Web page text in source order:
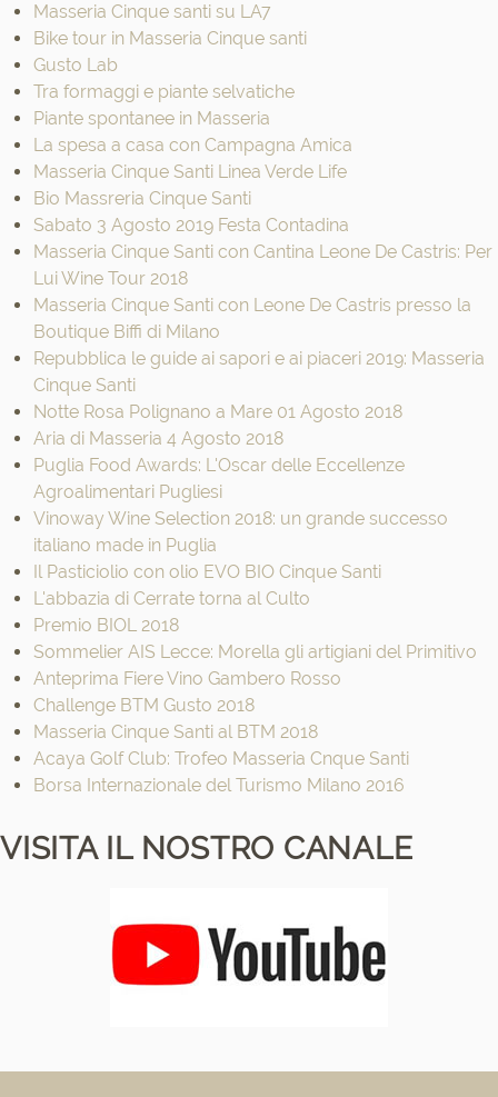
Masseria Cinque santi su LA7
Bike tour in Masseria Cinque santi
Gusto Lab
Tra formaggi e piante selvatiche
Piante spontanee in Masseria
La spesa a casa con Campagna Amica
Masseria Cinque Santi Linea Verde Life
Bio Massreria Cinque Santi
Sabato 3 Agosto 2019 Festa Contadina
Masseria Cinque Santi con Cantina Leone De Castris: Per
Lui Wine Tour 2018
Masseria Cinque Santi con Leone De Castris presso la
Boutique Biffi di Milano
Repubblica le guide ai sapori e ai piaceri 2019: Masseria
Cinque Santi
Notte Rosa Polignano a Mare 01 Agosto 2018
Aria di Masseria 4 Agosto 2018
Puglia Food Awards: L'Oscar delle Eccellenze
Agroalimentari Pugliesi
Vinoway Wine Selection 2018: un grande successo
italiano made in Puglia
Il Pasticiolio con olio EVO BIO Cinque Santi
L'abbazia di Cerrate torna al Culto
Premio BIOL 2018
Sommelier AIS Lecce: Morella gli artigiani del Primitivo
Anteprima Fiere Vino Gambero Rosso
Challenge BTM Gusto 2018
Masseria Cinque Santi al BTM 2018
Acaya Golf Club: Trofeo Masseria Cnque Santi
Borsa Internazionale del Turismo Milano 2016
VISITA IL NOSTRO CANALE